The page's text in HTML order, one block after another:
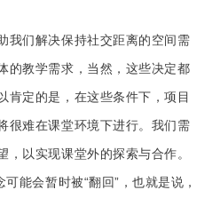
我们解决保持社交距离的空间需
的教学需求，当然，这些决定都
肯定的是，在这些条件下，项目
很难在课堂环境下进行。我们需
，以实现课堂外的探索与合作。
能会暂时被“翻回”，也就是说，